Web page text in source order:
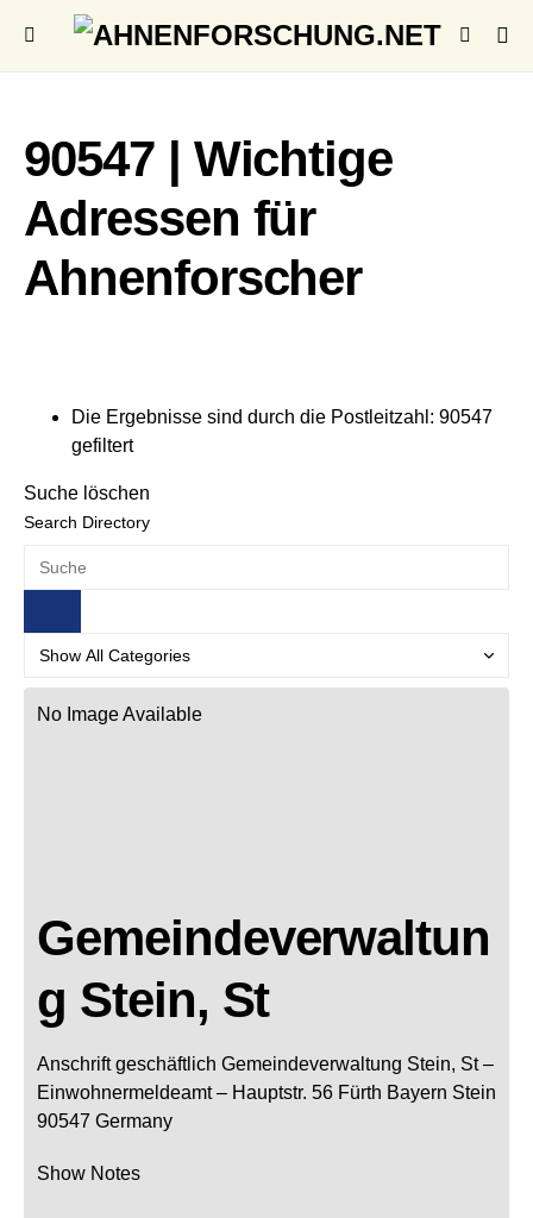
90547 | Wichtige
Adressen für
Ahnenforscher
Die Ergebnisse sind durch die Postleitzahl: 90547
gefiltert
Suche löschen
Search Directory
No Image Available
Gemeindeverwaltun
g Stein, St
Anschrift geschäftlich Gemeindeverwaltung Stein, St –
Einwohnermeldeamt – Hauptstr. 56 Fürth Bayern Stein
90547 Germany
Show Notes